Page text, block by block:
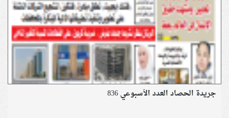
جريدة الحصاد العدد الأسبوعي 836